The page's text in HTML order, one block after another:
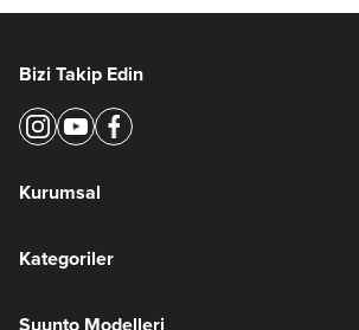
Bizi Takip Edin
Kurumsal
Kategoriler